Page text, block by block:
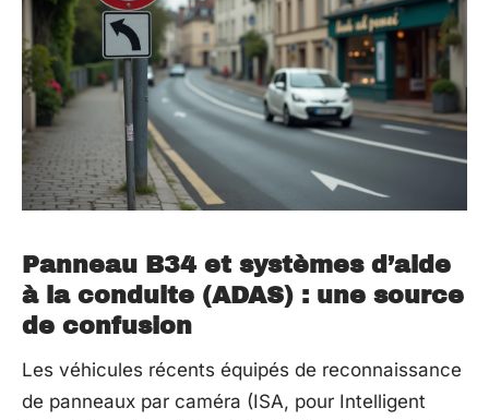
Panneau B34 et systèmes d’aide
à la conduite (ADAS) : une source
de confusion
Les véhicules récents équipés de reconnaissance
de panneaux par caméra (ISA, pour Intelligent